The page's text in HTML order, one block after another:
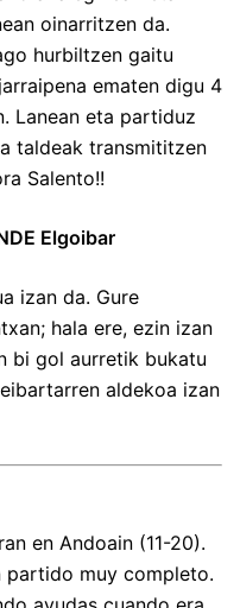
oinarritzen da.
hurbiltzen gaitu
ematen digu 4
Lanean eta partiduz
taldeak transmititzen
Salento!!
Elgoibar
izan da. Gure
hala ere, ezin izan
bi gol aurretik bukatu
aldekoa izan
en Andoain (11-20).
partido muy completo.